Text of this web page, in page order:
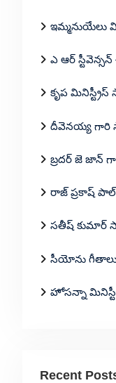
ఇమ్మనుయేలు
ఎ ఆర్ స్టీవెన్సన్
కృప మినిస్ట్రీస్
దీవెనయ్య గారి
బ్రదర్ జె జాన్
రాజ్ ప్రకాష్ పాల్
సతీష్ కుమార్
సీయోను గీతాలు –
హోసన్నా
Recent